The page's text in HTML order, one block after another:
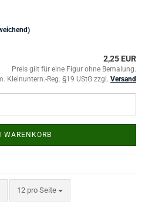
2,25 EUR
Preis gilt für eine Figur ohne Bemalung.
Kleinuntern.-Reg. §19 UStG zzgl. Versand
WARENKORB
12 pro Seite
pro Seite